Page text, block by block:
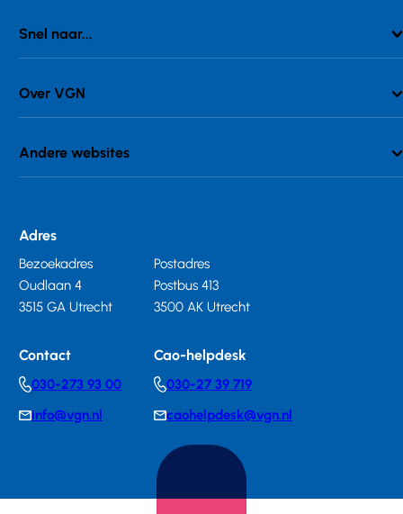
Snel naar...
Over VGN
Andere websites
Adres
Bezoekadres
Oudlaan 4
3515 GA Utrecht
Postadres
Postbus 413
3500 AK Utrecht
Contact
Telephonenumber
030-273 93 00
E-info@vgn.nl
Cao-helpdesk
Telephonenumber
030-27 39 719
E-caohelpdesk@vgn.nl